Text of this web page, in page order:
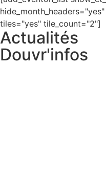
tiles="yes" tile_count="2"]
Actualités
Douvr'infos